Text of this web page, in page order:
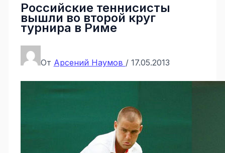
Российские теннисисты
вышли во второй круг
турнира в Риме
От Арсений Наумов / 17.05.2013